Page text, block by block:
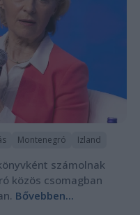
Montenegró Izland
számolnak
közös csomagban
Bővebben...